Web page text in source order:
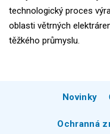
technologický proces
oblasti větrných
těžkého průmyslu.
Novinky
Ochranná